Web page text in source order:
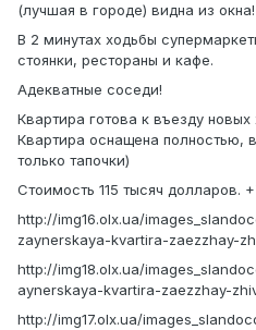
(лучшая в городе) видна из окна!
В 2 минутах ходьбы
стоянки, рестораны и кафе.
Адекватные соседи!
Квартира готова к въезду
Квартира оснащена полностью,
только тапочки)
Стоимость 115 тысяч долларов.
http://img16.olx.ua/
zaynerskaya-kvartira-zaezzhay-
http://img18.olx.ua/
aynerskaya-kvartira-zaezzhay-
http://img17.olx.ua/